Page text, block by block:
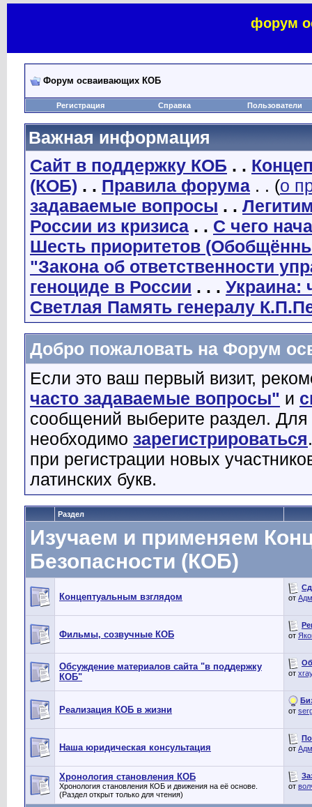
форум
Форум осваивающих КОБ
Регистрация Справка Пользователи
Важная информация
Сайт в поддержку КОБ . .
(КОБ) . . Правила форума . . (о
задаваемые вопросы . .
России из кризиса . . С чего
Шесть приоритетов
"Закона об ответственности
геноциде в России . . . Украина:
Светлая Память генералу
Добро пожаловать на Форум
Если это ваш первый визит,
часто задаваемые вопросы" и
сообщений выберите раздел.
необходимо зарегистрироваться
при регистрации новых
латинских букв.
Раздел
Изучаем и применяем
Безопасности (КОБ)
Концептуальным взглядом
от
Фильмы, созвучные КОБ
от
Обсуждение материалов сайта "в поддержку
КОБ"
от
Реализация КОБ в жизни
от
Наша юридическая консультация
от
Хронология становления КОБ
Хронология становления КОБ и движения на её основе.
(Раздел открыт только для чтения)
от